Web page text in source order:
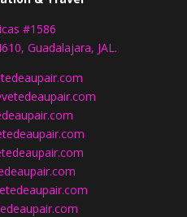
#1586
Guadalajara, JAL.